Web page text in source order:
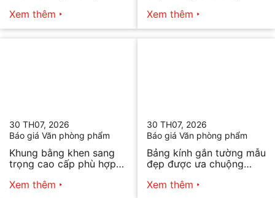
Xem thêm
Xem thêm
30 TH07, 2026
Báo giá Văn phòng phẩm
Khung bằng khen sang
trọng cao cấp phù hợp
Xem thêm
30 TH07, 2026
Báo giá Văn phòng phẩm
Bảng kính gắn tường mẫu
đẹp được ưa chuộng
Xem thêm